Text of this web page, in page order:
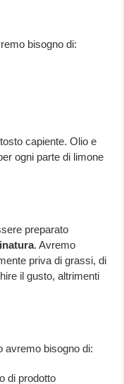
bisogno di:
capiente. Olio e
ogni parte di limone
preparato
. Avremo
priva di grassi, di
il gusto, altrimenti
avremo bisogno di:
di prodotto